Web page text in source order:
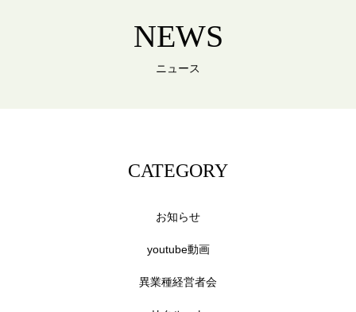
NEWS
ニュース
CATEGORY
お知らせ
youtube動画
異業種経営者会